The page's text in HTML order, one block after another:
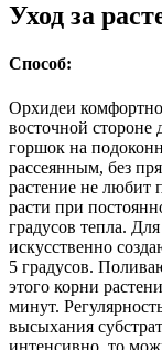
Уход за
Способ:
Орхидеи
восточной стороне
горшок на
рассеянным, без
растение не любит
расти при
градусов тепла.
искусственно
5 градусов.
этого корни
минут.
высыхания
интенсивно, то